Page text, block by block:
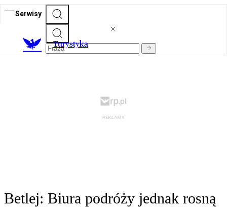
Serwisy
Turystyka
Betlej: Biura podróży jednak rosną